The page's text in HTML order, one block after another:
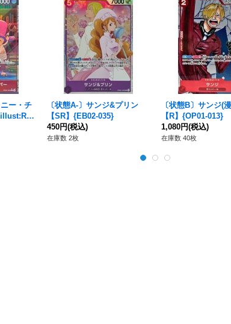
ニー・チ
illust:Riri
00
〔状態A-〕サンジ&プリン
【SR】{EB02-035}
450円(税込)
在庫数 2枚
〔状態B〕サンジ(
【R】{OP01-013}
1,080円(税込)
在庫数 40枚